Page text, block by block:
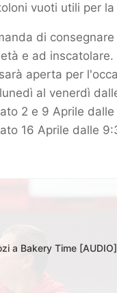
vuoti utili per
di
e ad inscatolare.
aperta per
al venerdì
2 e 9 Aprile
16 Aprile dalle
a Bakery Time [AUDIO]